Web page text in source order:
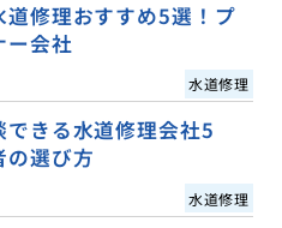
修理おすすめ5選！プ
ー会社
水道修理
きる水道修理会社5
の選び方
水道修理